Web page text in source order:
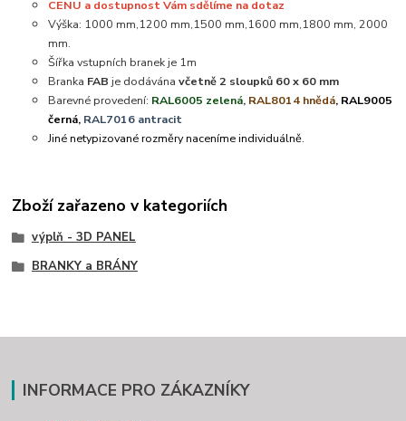
CENU a dostupnost Vám sdělíme na dotaz
Výška: 1000 mm,1200 mm,1500 mm,1600 mm,1800 mm, 2000
mm.
Šířka vstupních branek je 1m
Branka FAB je dodávánavčetně 2 sloupků 60 x 60 mm
Barevné provedení: RAL6005 zelená, RAL8014 hnědá, RAL9005
černá, RAL7016 antracit
Jiné netypizované rozměry naceníme individuálně.
Zboží zařazeno v kategoriích
výplň - 3D PANEL
BRANKY a BRÁNY
INFORMACE PRO ZÁKAZNÍKY